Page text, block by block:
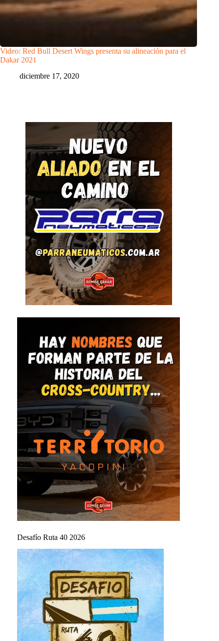
Video: Red Bull Desert Wings presenta su alineación para el
Dakar 2021
diciembre 17, 2020
Desafío Ruta 40 2026